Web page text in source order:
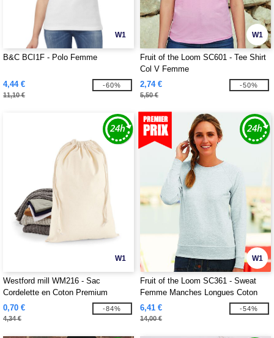
W1
B&C BCI1F - Polo Femme
4,44 €
11,10 €
-60%
W1
Fruit of the Loom SC601 - Tee Shirt
Col V Femme
2,74 €
5,50 €
-50%
W1
Westford mill WM216 - Sac
Cordelette en Coton Premium
0,70 €
4,34 €
-84%
W1
Fruit of the Loom SC361 - Sweat
Femme Manches Longues Coton
6,41 €
14,00 €
-54%